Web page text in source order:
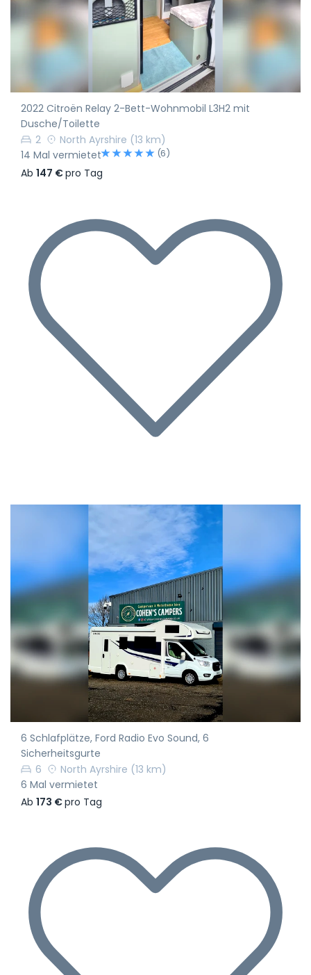
2022 Citroën Relay 2-Bett-Wohnmobil L3H2 mit
Dusche/Toilette
2
North Ayrshire (13 km)
14 Mal vermietet
(6)
Ab 147 €pro Tag
6 Schlafplätze, Ford Radio Evo Sound, 6
Sicherheitsgurte
6
North Ayrshire (13 km)
6 Mal vermietet
Ab 173 €pro Tag